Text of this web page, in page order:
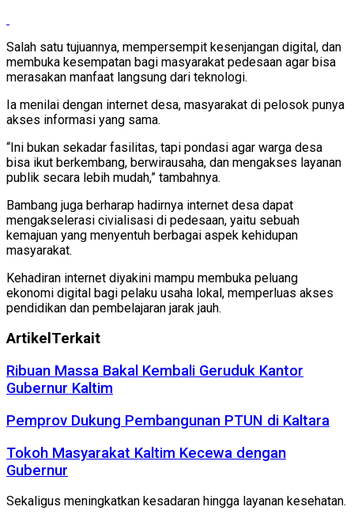
Salah satu tujuannya, mempersempit kesenjangan digital, dan
membuka kesempatan bagi masyarakat pedesaan agar bisa
merasakan manfaat langsung dari teknologi.
Ia menilai dengan internet desa, masyarakat di pelosok punya
akses informasi yang sama.
“Ini bukan sekadar fasilitas, tapi pondasi agar warga desa
bisa ikut berkembang, berwirausaha, dan mengakses layanan
publik secara lebih mudah,” tambahnya.
Bambang juga berharap hadirnya internet desa dapat
mengakselerasi civialisasi di pedesaan, yaitu sebuah
kemajuan yang menyentuh berbagai aspek kehidupan
masyarakat.
Kehadiran internet diyakini mampu membuka peluang
ekonomi digital bagi pelaku usaha lokal, memperluas akses
pendidikan dan pembelajaran jarak jauh.
Artikel Terkait
Ribuan Massa Bakal Kembali Geruduk Kantor
Gubernur Kaltim
Pemprov Dukung Pembangunan PTUN di Kaltara
Tokoh Masyarakat Kaltim Kecewa dengan
Gubernur
Sekaligus meningkatkan kesadaran hingga layanan kesehatan.